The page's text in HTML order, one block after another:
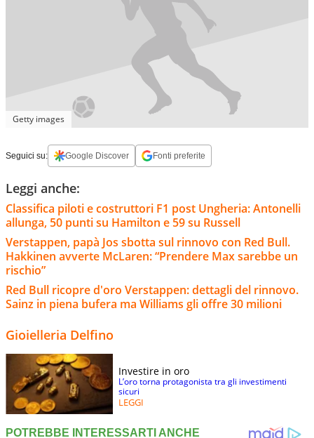
Getty images
Seguici su: Google Discover Fonti preferite
Leggi anche:
Classifica piloti e costruttori F1 post Ungheria: Antonelli
allunga, 50 punti su Hamilton e 59 su Russell
Verstappen, papà Jos sbotta sul rinnovo con Red Bull.
Hakkinen avverte McLaren: “Prendere Max sarebbe un
rischio”
Red Bull ricopre d'oro Verstappen: dettagli del rinnovo.
Sainz in piena bufera ma Williams gli offre 30 milioni
Gioielleria Delfino
Investire in oro
L’oro torna protagonista tra gli investimenti
sicuri
LEGGI